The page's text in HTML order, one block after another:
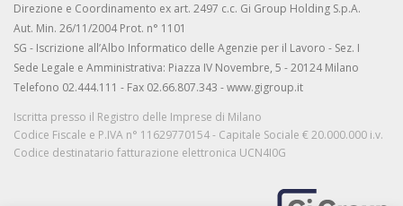
Direzione e Coordinamento ex art. 2497 c.c. Gi Group Holding S.p.A.
Aut. Min. 26/11/2004 Prot. n° 1101
SG - Iscrizione all’Albo Informatico delle Agenzie per il Lavoro - Sez. I
Sede Legale e Amministrativa: Piazza IV Novembre, 5 - 20124 Milano
Telefono 02.444.111 - Fax 02.66.807.343 - www.gigroup.it
Iscritta presso il Registro delle Imprese di Milano
Codice Fiscale e P.IVA n° 11629770154 - Capitale Sociale € 20.000.000 i.v.
Codice destinatario fatturazione elettronica UCN4I0G